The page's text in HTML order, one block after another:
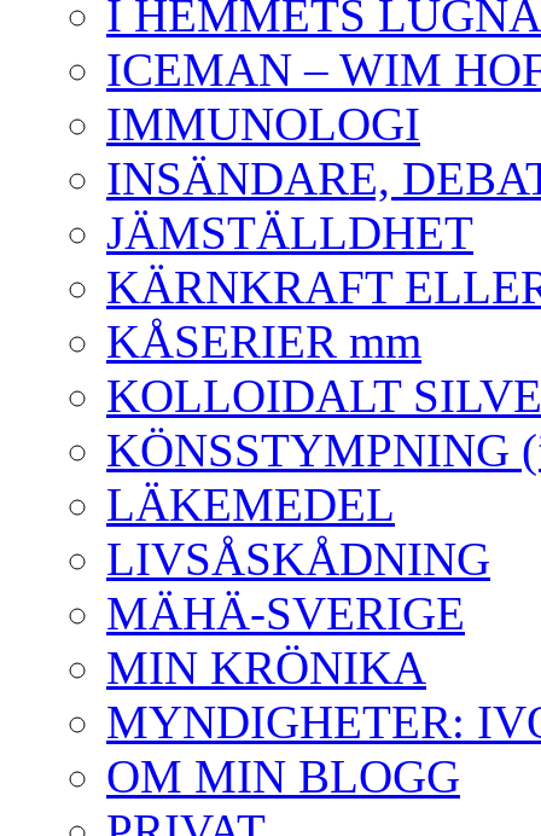
I HEMMETS
ICEMAN – WIM
IMMUNOLOGI
INSÄNDARE,
JÄMSTÄLLDHET
KÄRNKRAFT
KÅSERIER mm
KOLLOIDALT
KÖNSSTYMPNING
LÄKEMEDEL
LIVSÅSKÅDNING
MÄHÄ-SVERIGE
MIN KRÖNIKA
MYNDIGHETER:
OM MIN BLOGG